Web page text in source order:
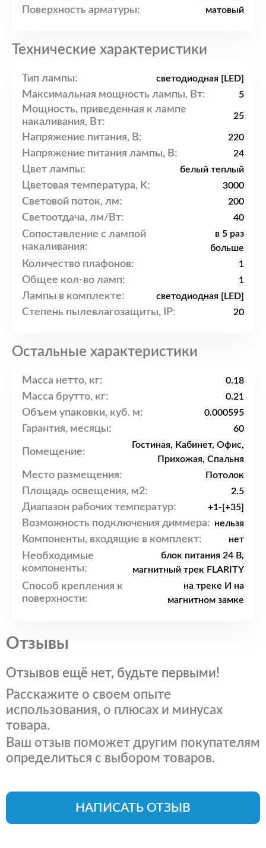
Поверхность арматуры: матовый
Технические характеристики
Тип лампы: светодиодная [LED]
Максимальная мощность лампы, Вт: 5
Мощность, приведенная к лампе
накаливания, Вт:
25
Напряжение питания, В: 220
Напряжение питания лампы, В: 24
Цвет лампы: белый теплый
Цветовая температура, K: 3000
Световой поток, лм: 200
Светоотдача, лм/Вт: 40
Сопоставление с лампой
накаливания:
в 5 раз
больше
Количество плафонов: 1
Общее кол-во ламп: 1
Лампы в комплекте: светодиодная [LED]
Степень пылевлагозащиты, IP: 20
Остальные характеристики
Масса нетто, кг: 0.18
Масса брутто, кг: 0.21
Объем упаковки, куб. м: 0.000595
Гарантия, месяцы: 60
Помещение:
Гостиная, Кабинет, Офис,
Прихожая, Спальня
Место размещения: Потолок
Площадь освещения, м2: 2.5
Диапазон рабочих температур: +1-[+35]
Возможность подключения диммера: нельзя
Компоненты, входящие в комплект: нет
Необходимые
компоненты:
блок питания 24 В,
магнитный трек FLARITY
Способ крепления к
поверхности:
на треке И на
магнитном замке
Отзывы
Отзывов ещё нет, будьте первыми!
Расскажите о своем опыте
использования, о плюсах и минусах
товара.
Ваш отзыв поможет другим покупателям
определиться с выбором товаров.
НАПИСАТЬ ОТЗЫВ